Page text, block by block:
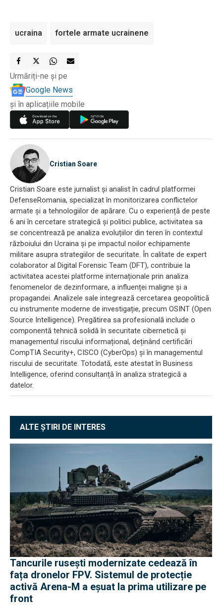
ucraina fortele armate ucrainene
Urmăriți-ne și pe
Google News
și în aplicațiile mobile
Cristian Soare
Cristian Soare este jurnalist și analist în cadrul platformei
DefenseRomania, specializat în monitorizarea conflictelor
armate și a tehnologiilor de apărare. Cu o experiență de peste
6 ani în cercetare strategică și politici publice, activitatea sa
se concentrează pe analiza evoluțiilor din teren în contextul
războiului din Ucraina și pe impactul noilor echipamente
militare asupra strategiilor de securitate. În calitate de expert
colaborator al Digital Forensic Team (DFT), contribuie la
activitatea acestei platforme internaționale prin analiza
fenomenelor de dezinformare, a influenței maligne și a
propagandei. Analizele sale integrează cercetarea geopolitică
cu instrumente moderne de investigație, precum OSINT (Open
Source Intelligence). Pregătirea sa profesională include o
componentă tehnică solidă în securitate cibernetică și
managementul riscului informațional, deținând certificări
CompTIA Security+, CISCO (CyberOps) și în managementul
riscului de securitate. Totodată, este atestat în Business
Intelligence, oferind consultanță în analiza strategică a
datelor.
ALTE ȘTIRI DE INTERES
Tancurile rusești modernizate cedează în
fața dronelor FPV. Sistemul de protecție
activă Arena-M a eșuat la prima utilizare pe
front